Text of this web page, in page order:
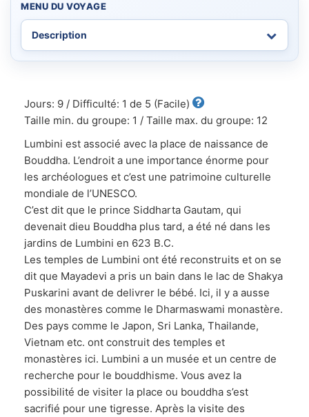
MENU DU VOYAGE
Jours: 9 / Difficulté: 1 de 5 (Facile)
Taille min. du groupe: 1 / Taille max. du groupe: 12
Lumbini est associé avec la place de naissance de
Bouddha. L’endroit a une importance énorme pour
les archéologues et c’est une patrimoine culturelle
mondiale de l’UNESCO.
C’est dit que le prince Siddharta Gautam, qui
devenait dieu Bouddha plus tard, a été né dans les
jardins de Lumbini en 623 B.C.
Les temples de Lumbini ont été reconstruits et on se
dit que Mayadevi a pris un bain dans le lac de Shakya
Puskarini avant de delivrer le bébé. Ici, il y a ausse
des monastères comme le Dharmaswami monastère.
Des pays comme le Japon, Sri Lanka, Thailande,
Vietnam etc. ont construit des temples et
monastères ici. Lumbini a un musée et un centre de
recherche pour le bouddhisme. Vous avez la
possibilité de visiter la place ou bouddha s’est
sacrifié pour une tigresse. Après la visite des